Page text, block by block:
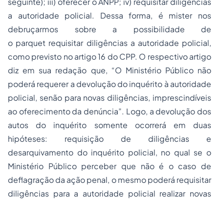
a autoridade policial. Dessa forma, é mister nos
debruçarmos sobre a possibilidade de
o parquet requisitar diligências a autoridade policial,
como previsto no artigo 16 do CPP. O respectivo artigo
diz em sua redação que, “O Ministério Público não
poderá requerer a devolução do inquérito à autoridade
policial, senão para novas diligências, imprescindíveis
ao oferecimento da denúncia”. Logo, a devolução dos
autos do inquérito somente ocorrerá em duas
hipóteses: requisição de diligências e
desarquivamento do inquérito policial, no qual se o
Ministério Público perceber que não é o caso de
deflagração da ação penal, o mesmo poderá requisitar
diligências para a autoridade policial realizar novas